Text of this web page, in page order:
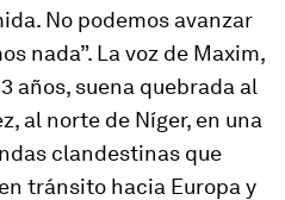
No podemos avanzar
nada”. La voz de Maxim,
años, suena quebrada al
al norte de Níger, en una
clandestinas que
tránsito hacia Europa y